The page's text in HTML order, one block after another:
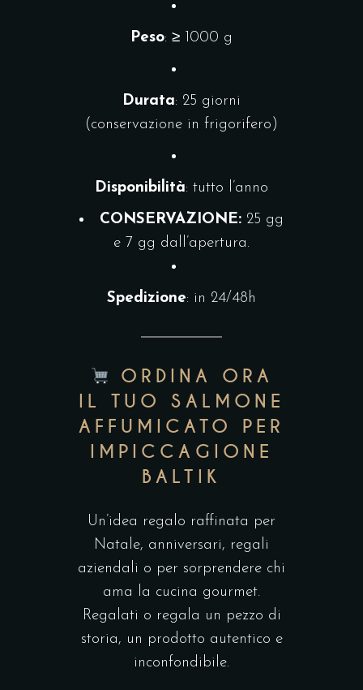
Peso: ≥ 1000 g
Durata: 25 giorni
(conservazione in frigorifero)
Disponibilità: tutto l’anno
CONSERVAZIONE: 25 gg
e 7 gg dall’apertura.
Spedizione: in 24/48h
ORDINA ORA
IL TUO SALMONE
AFFUMICATO PER
IMPICCAGIONE
BALTIK
Un’idea regalo raffinata per
Natale, anniversari, regali
aziendali o per sorprendere chi
ama la cucina gourmet.
Regalati o regala un pezzo di
storia, un prodotto autentico e
inconfondibile.